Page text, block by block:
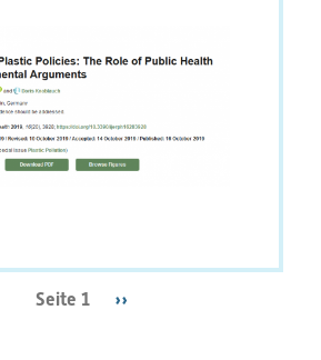
Seite 1
Nächste
››